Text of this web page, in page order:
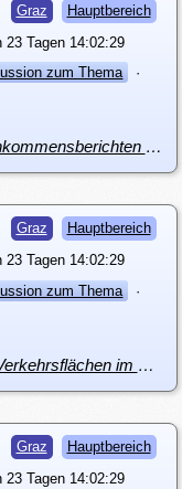
Graz Hauptbereich
23 Tagen 14:02:29
zum Thema
·
i5434: 2.) Informationsbericht zu den Einkommensberichten 2013 von Magistrat, Holding und GBG
Graz Hauptbereich
23 Tagen 14:02:29
zum Thema
·
i5437: 5.) Reininghaus Übernahme der Verkehrsflächen im Gesamtausmaß von ca. 90.747 m²
Graz Hauptbereich
23 Tagen 14:02:29